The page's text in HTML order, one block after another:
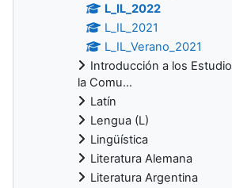
L_IL_2022
L_IL_2021
L_IL_Verano_2021
Introducción a los
la Comu...
Latín
Lengua (L)
Lingüística
Literatura Alemana
Literatura Argentina